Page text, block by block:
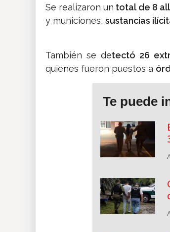
Se realizaron un total de 8
y municiones, sustancias
También se detectó 26
quienes fueron puestos a
Te puede